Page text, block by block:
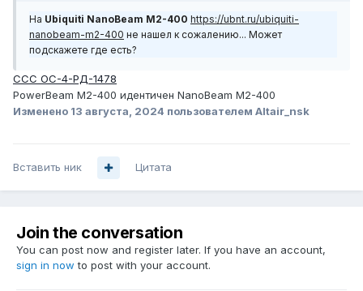
На Ubiquiti NanoBeam M2-400 https://ubnt.ru/ubiquiti-
nanobeam-m2-400 не нашел к сожалению... Может
подскажете где есть?
ССС ОС-4-РД-1478
PowerBeam M2-400 идентичен NanoBeam M2-400
Изменено 13 августа, 2024 пользователем Altair_nsk
Вставить ник Цитата
Join the conversation
You can post now and register later. If you have an account,
sign in now to post with your account.